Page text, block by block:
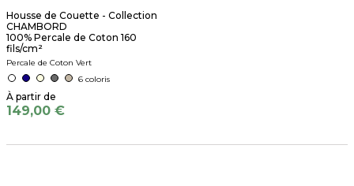
Housse de Couette - Collection
CHAMBORD
100% Percale de Coton 160
fils/cm²
Percale de Coton Vert
6 coloris
149,00 €